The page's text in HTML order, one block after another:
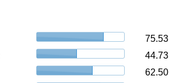
75.53
44.73
62.50